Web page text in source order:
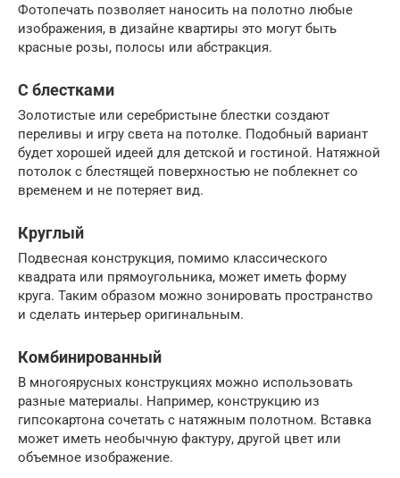
Фотопечать позволяет наносить на полотно любые
изображения, в дизайне квартиры это могут быть
красные розы, полосы или абстракция.
С блестками
Золотистые или серебристыне блестки создают
переливы и игру света на потолке. Подобный вариант
будет хорошей идеей для детской и гостиной. Натяжной
потолок с блестящей поверхностью не поблекнет со
временем и не потеряет вид.
Круглый
Подвесная конструкция, помимо классического
квадрата или прямоугольника, может иметь форму
круга. Таким образом можно зонировать пространство
и сделать интерьер оригинальным.
Комбинированный
В многоярусных конструкциях можно использовать
разные материалы. Например, конструкцию из
гипсокартона сочетать с натяжным полотном. Вставка
может иметь необычную фактуру, другой цвет или
объемное изображение.